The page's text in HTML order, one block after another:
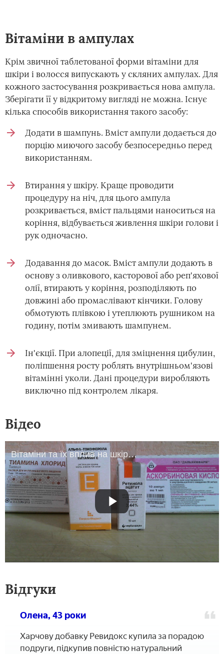
Вітаміни в ампулах
Крім звичної таблетованої форми вітаміни для
шкіри і волосся випускають у скляних ампулах. Для
кожного застосування розкривається нова ампула.
Зберігати її у відкритому вигляді не можна. Існує
кілька способів використання такого засобу:
Додати в шампунь. Вміст ампули додається до
порцію миючого засобу безпосередньо перед
використанням.
Втирання у шкіру. Краще проводити
процедуру на ніч, для цього ампула
розкривається, вміст пальцями наноситься на
коріння, відбувається живлення шкіри голови і
рук одночасно.
Додавання до масок. Вміст ампули додають в
основу з оливкового, касторової або реп'яхової
олії, втирають у коріння, розподіляють по
довжині або промаслівают кінчики. Голову
обмотують плівкою і утеплюють рушником на
годину, потім змивають шампунем.
Ін'єкції. При алопеції, для зміцнення цибулин,
поліпшення росту роблять внутрішньом'язові
вітамінні уколи. Дані процедури виробляють
виключно під контролем лікаря.
Відео
Вітаміни та їх вплив на шкіру. Що з чим можна змішувати?
Відгуки
Олена, 43 роки
Харчову добавку Ревидокс купила за порадою
подруги, підкупив повністю натуральний